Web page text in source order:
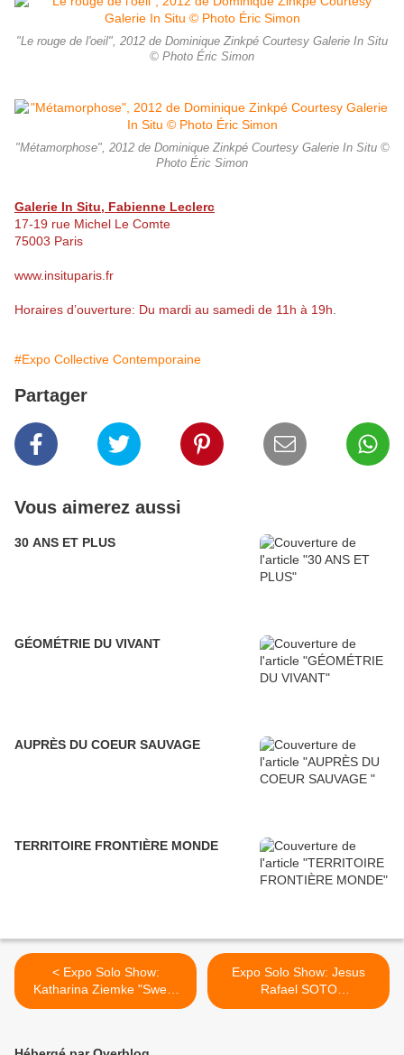
"Le rouge de l'oeil", 2012 de Dominique Zinkpé Courtesy Galerie In Situ
© Photo Éric Simon
"Métamorphose", 2012 de Dominique Zinkpé Courtesy Galerie In Situ ©
Photo Éric Simon
Galerie In Situ, Fabienne Leclerc
17-19 rue Michel Le Comte
75003 Paris
www.insituparis.fr
Horaires d’ouverture: Du mardi au samedi de 11h à 19h
#Expo Collective Contemporaine
Partager
Vous aimerez aussi
30 ANS ET PLUS
GÉOMÉTRIE DU VIVANT
AUPRÈS DU COEUR SAUVAGE
TERRITOIRE FRONTIÈRE MONDE
< Expo Solo Show:
Katharina Ziemke "Sweet
Goshts Of Doubt"
Expo Solo Show: Jesus
Rafael SOTO
"Chronochrome" >